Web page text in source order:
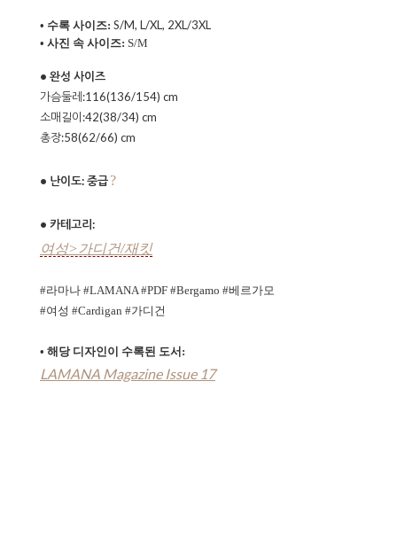
• 수록 사이즈: S/M, L/XL, 2XL/3XL
• 사진 속 사이즈: S/M
• 완성 사이즈
가슴둘레:116(136/154) cm
소매길이:42(38/34) cm
총장:58(62/66) cm
• 난이도: 중급?
• 카테고리:
여성>가디건/재킷
#라마나 #LAMANA #PDF #Bergamo #베르가모
#여성 #Cardigan #가디건
• 해당 디자인이 수록된 도서:
LAMANA Magazine Issue 17